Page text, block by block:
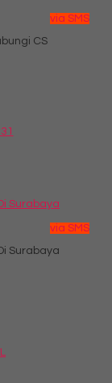
via SMS
CS
via SMS